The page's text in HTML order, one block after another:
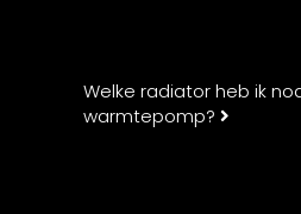
Welke radiator heb ik
warmtepomp?